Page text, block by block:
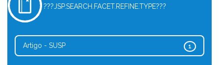
???JSP.SEARCH.FACET.REFINE.TYPE???
1
Artigo - SUSP